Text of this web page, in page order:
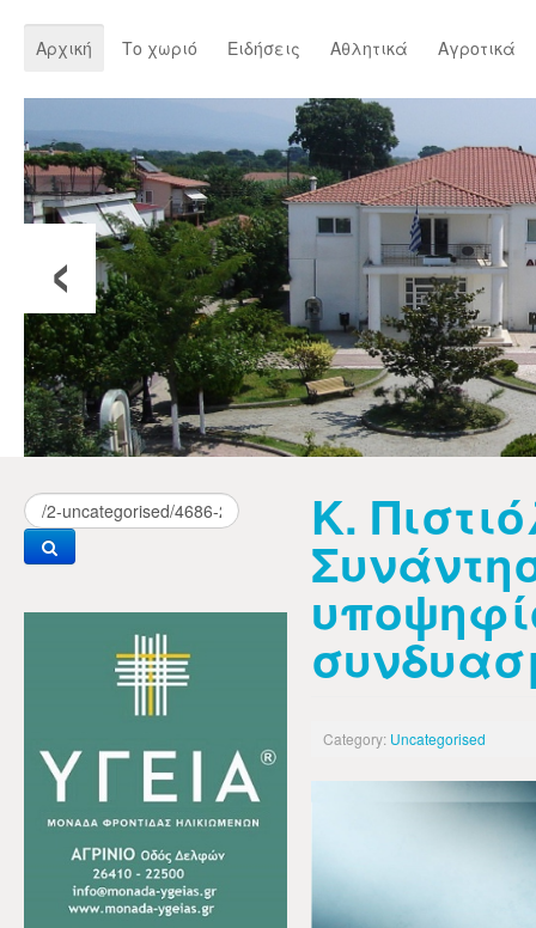
Αρχική Το χωριό Ειδήσεις Αθλητικά Αγροτικά
‹
Κ.
Category: Uncategorised